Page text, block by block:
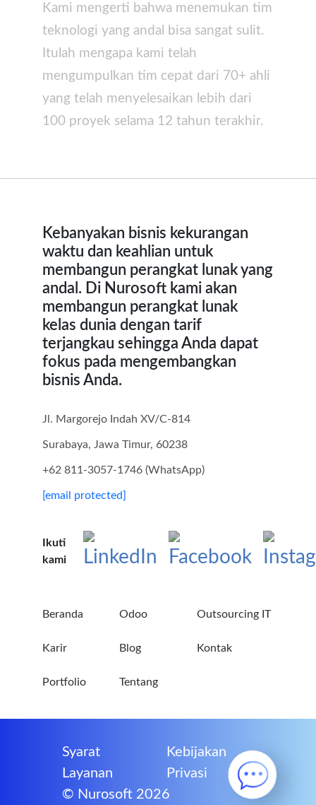
Kami mengerti bahwa menemukan tim
teknologi yang andal bisa sangat sulit.
Itulah mengapa kami telah
mengumpulkan tim cepat dari 70+ ahli
yang telah menyelesaikan lebih dari
100 proyek selama 12 tahun terakhir.
Kebanyakan bisnis kekurangan
waktu dan keahlian untuk
membangun perangkat lunak yang
andal. Di Nurosoft kami akan
membangun perangkat lunak
kelas dunia dengan tarif
terjangkau sehingga Anda dapat
fokus pada mengembangkan
bisnis Anda.
Jl. Margorejo Indah XV/C-814
Surabaya, Jawa Timur, 60238
+62 811-3057-1746 (WhatsApp)
[email protected]
Ikuti
kami
Beranda
Karir
Portfolio
Odoo
Blog
Tentang
Outsourcing IT
Kontak
© Nurosoft 2026
Syarat
Layanan
Kebijakan
Privasi